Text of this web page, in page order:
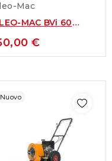
Mac
MAC BVi 60
€
Nuovo